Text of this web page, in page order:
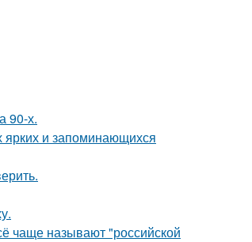
90-х.
и запоминающихся
чаще называют "российской